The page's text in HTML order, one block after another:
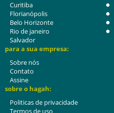
Curitiba
Florianópolis
Belo Horizonte
Rio de janeiro
Salvador
para a sua empresa:
Sobre nós
Contato
Assine
sobre o hagah:
Politicas de privacidade
Termos de uso